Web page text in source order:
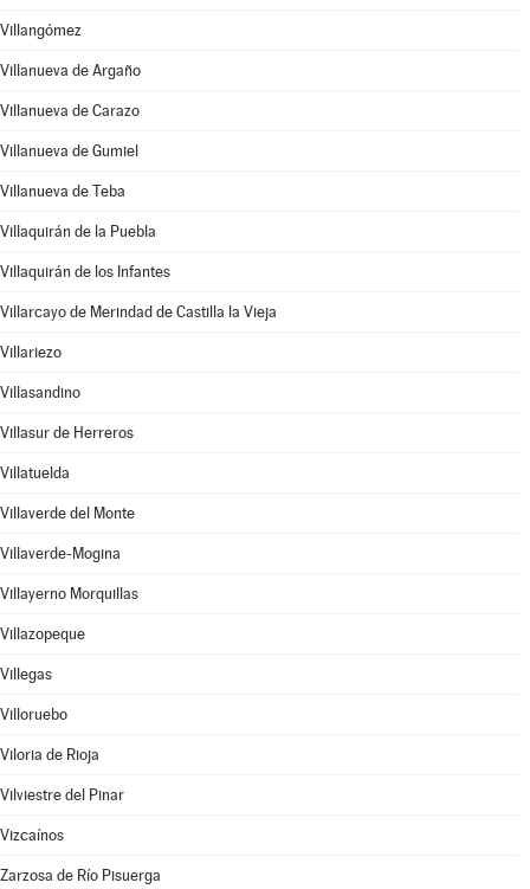
Villangómez
Villanueva de Argaño
Villanueva de Carazo
Villanueva de Gumiel
Villanueva de Teba
Villaquirán de la Puebla
Villaquirán de los Infantes
Villarcayo de Merindad de Castilla la Vieja
Villariezo
Villasandino
Villasur de Herreros
Villatuelda
Villaverde del Monte
Villaverde-Mogina
Villayerno Morquillas
Villazopeque
Villegas
Villoruebo
Viloria de Rioja
Vilviestre del Pinar
Vizcaínos
Zarzosa de Río Pisuerga